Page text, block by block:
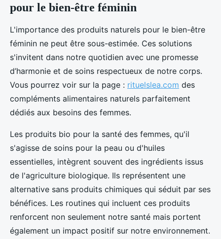
pour le bien-être féminin
L'importance des produits naturels pour le bien-être
féminin ne peut être sous-estimée. Ces solutions
s'invitent dans notre quotidien avec une promesse
d’harmonie et de soins respectueux de notre corps.
Vous pourrez voir sur la page : rituelslea.com des
compléments alimentaires naturels parfaitement
dédiés aux besoins des femmes.
Les produits bio pour la santé des femmes, qu'il
s'agisse de soins pour la peau ou d'huiles
essentielles, intègrent souvent des ingrédients issus
de l'agriculture biologique. Ils représentent une
alternative sans produits chimiques qui séduit par ses
bénéfices. Les routines qui incluent ces produits
renforcent non seulement notre santé mais portent
également un impact positif sur notre environnement.